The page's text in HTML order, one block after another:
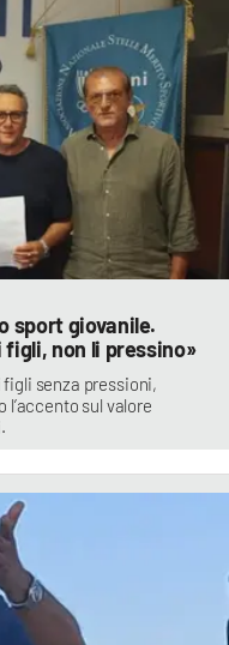
sport giovanile.
non li pressino»
senza pressioni,
sul valore